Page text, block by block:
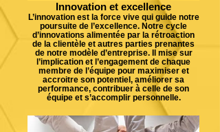
Innovation et excellence
L’innovation est la force vive qui guide notre
poursuite de l’excellence. Notre cycle
d’innovations alimentée par la rétroaction
de la clientèle et autres parties prenantes
de notre modèle d’entreprise. Il mise sur
l’implication et l’engagement de chaque
membre de l’équipe pour maximiser et
accroitre son potentiel, améliorer sa
performance, contribuer à celle de son
équipe et s’accomplir personnelle.